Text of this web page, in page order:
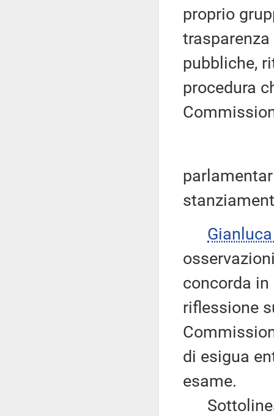
proprio
pubbliche,
procedura
concorda
riflessione
di esigua
esame.